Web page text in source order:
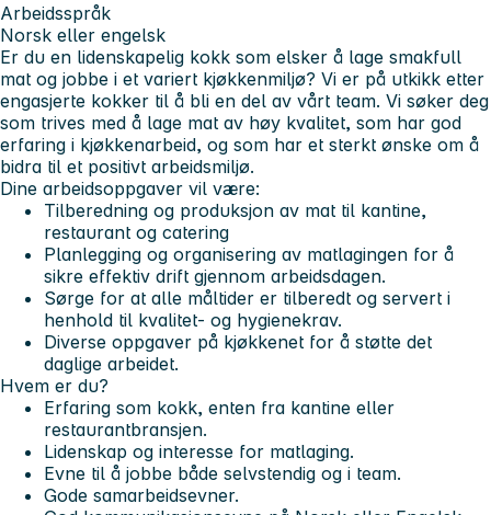
Arbeidsspråk
Norsk eller engelsk
Er du en lidenskapelig kokk som elsker å lage smakfull
mat og jobbe i et variert kjøkkenmiljø? Vi er på utkikk etter
engasjerte kokker til å bli en del av vårt team. Vi søker deg
som trives med å lage mat av høy kvalitet, som har god
erfaring i kjøkkenarbeid, og som har et sterkt ønske om å
bidra til et positivt arbeidsmiljø.
Dine arbeidsoppgaver vil være:
Tilberedning og produksjon av mat til kantine,
restaurant og catering
Planlegging og organisering av matlagingen for å
sikre effektiv drift gjennom arbeidsdagen.
Sørge for at alle måltider er tilberedt og servert i
henhold til kvalitet- og hygienekrav.
Diverse oppgaver på kjøkkenet for å støtte det
daglige arbeidet.
Hvem er du?
Erfaring som kokk, enten fra kantine eller
restaurantbransjen.
Lidenskap og interesse for matlaging.
Evne til å jobbe både selvstendig og i team.
Gode samarbeidsevner.